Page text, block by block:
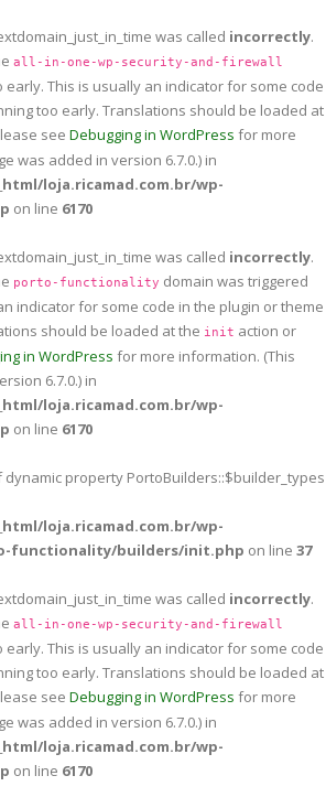
was called incorrectly.
all-in-one-wp-security-and-firewall
This is usually an indicator for some code
too early. Translations should be loaded at
see Debugging in WordPress for more
was added in version 6.7.0.) in
loja.ricamad.com.br/wp-
on line 6170
was called incorrectly.
porto-functionality domain was triggered
indicator for some code in the plugin or theme
should be loaded at the init action or
in WordPress for more information. (This
6.7.0.) in
loja.ricamad.com.br/wp-
on line 6170
dynamic property PortoBuilders::$builder_types
loja.ricamad.com.br/wp-
functionality/builders/init.php on line 37
was called incorrectly.
all-in-one-wp-security-and-firewall
This is usually an indicator for some code
too early. Translations should be loaded at
see Debugging in WordPress for more
was added in version 6.7.0.) in
loja.ricamad.com.br/wp-
on line 6170